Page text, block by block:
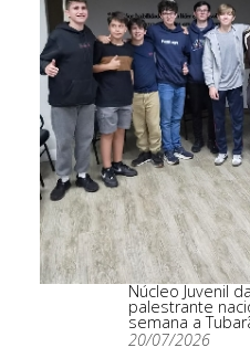
Núcleo Juvenil
palestrante
semana a
20/07/2026